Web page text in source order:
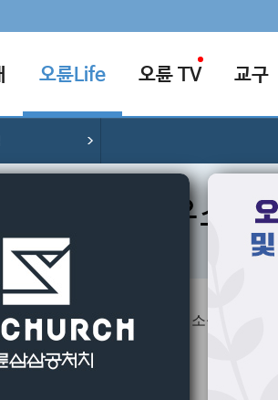
오륜Life 오륜 TV 교구
교우소식
성도님들의 다양한 소식을 알려